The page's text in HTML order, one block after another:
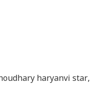
haryanvi star,